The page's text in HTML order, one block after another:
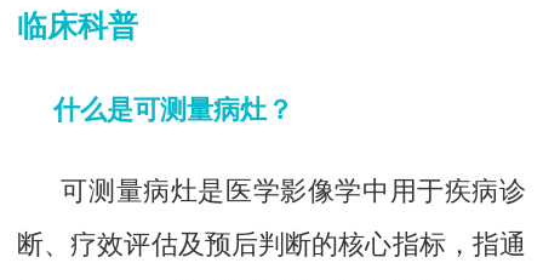
临床科普
什么是可测量病灶？
可测量病灶是医学影像学中用于疾病诊
断、疗效评估及预后判断的核心指标，指通